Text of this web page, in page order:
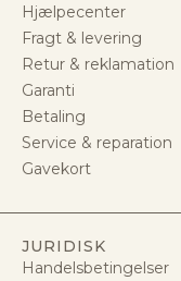
Hjælpecenter
Fragt & levering
Retur & reklamation
Garanti
Betaling
Service & reparation
Gavekort
JURIDISK
Handelsbetingelser